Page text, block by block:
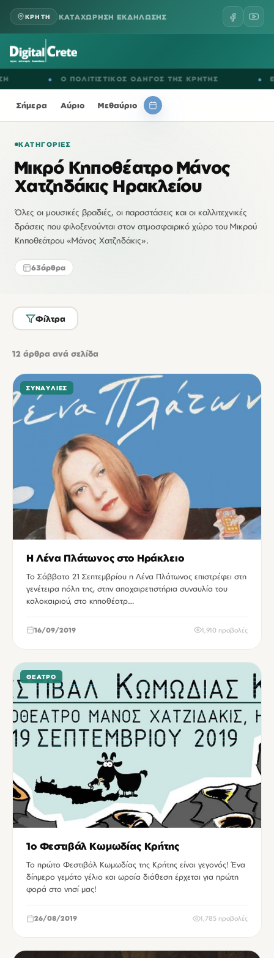
ΚΡΗΤΗ ΚΑΤΑΧΩΡΗΣΗ ΕΚΔΗΛΩΣΗΣ
Ο ΠΟΛΙΤΙΣΤΙΚΟΣ ΟΔΗΓΟΣ ΤΗΣ ΚΡΗΤΗΣ ●
Σήμερα Αύριο Μεθαύριο
ΚΑΤΗΓΟΡΊΕΣ
Μικρό Κηποθέατρο Μάνος
Χατζηδάκις Ηρακλείου
Όλες οι μουσικές βραδιές, οι παραστάσεις και οι καλλιτεχνικές
δράσεις που φιλοξενούνται στον ατμοσφαιρικό χώρο του Μικρού
Κηποθεάτρου «Μάνος Χατζηδάκις».
63άρθρα
Φίλτρα
12 άρθρα ανά σελίδα
ΣΥΝΑΥΛΊΕΣ
Η Λένα Πλάτωνος στο Ηράκλειο
Το Σάββατο 21 Σεπτεμβρίου η Λένα Πλάτωνος επιστρέφει στη
γενέτειρα πόλη της, στην αποχαιρετιστήρια συναυλία του
καλοκαιριού, στο κηποθέατρ…
16/09/2019 1,910 προβολές
ΘΈΑΤΡΟ
1ο Φεστιβάλ Κωμωδίας Κρήτης
Το πρώτο Φεστιβάλ Κωμωδίας της Κρήτης είναι γεγονός! Ένα
δίημερο γεμάτο γέλιο και ωραία διάθεση έρχεται για πρώτη
φορά στο νησί μας!
26/08/2019 1,785 προβολές